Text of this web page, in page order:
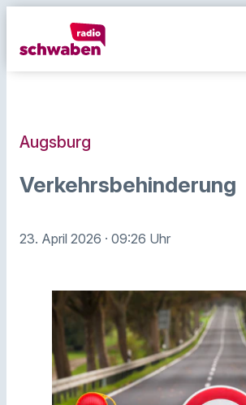
Augsburg
Verkehrsbehinderung
23. April 2026 · 09:26 Uhr